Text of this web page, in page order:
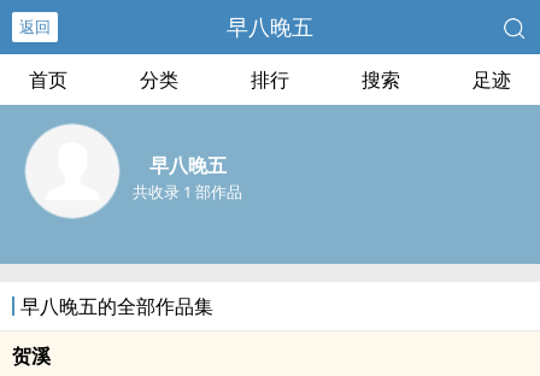
返回 早八晚五
首页 分类 排行 搜索 足迹
早八晚五
共收录 1 部作品
早八晚五的全部作品集
贺溪